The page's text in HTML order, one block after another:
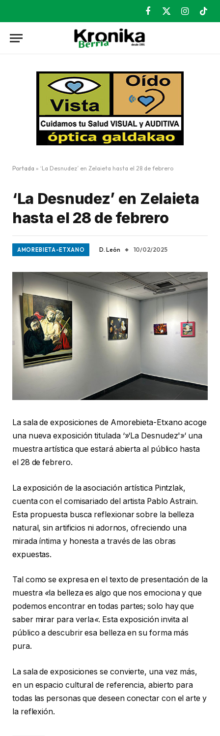
Facebook
X
Instagram
Portada » ‘La Desnudez’ en Zelaieta hasta el 28 de febrero
‘La Desnudez’ en Zelaieta
hasta el 28 de febrero
AMOREBIETA-ETXANO D. León 10/02/2025
La sala de exposiciones de Amorebieta-Etxano acoge
una nueva exposición titulada ‘»‘La Desnudez'»‘ una
muestra artística que estará abierta al público hasta
el 28 de febrero.
La exposición de la asociación artística Pintzlak,
cuenta con el comisariado del artista Pablo Astrain.
Esta propuesta busca reflexionar sobre la belleza
natural, sin artificios ni adornos, ofreciendo una
mirada íntima y honesta a través de las obras
expuestas.
Tal como se expresa en el texto de presentación de la
muestra «la belleza es algo que nos emociona y que
podemos encontrar en todas partes; solo hay que
saber mirar para verla«. Esta exposición invita al
público a descubrir esa belleza en su forma más
pura.
La sala de exposiciones se convierte, una vez más,
en un espacio cultural de referencia, abierto para
todas las personas que deseen conectar con el arte y
la reflexión.